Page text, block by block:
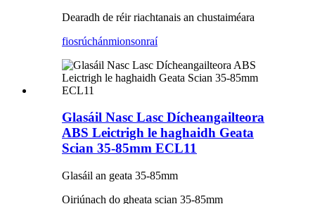
Dearadh de réir riachtanais an chustaiméara
fiosrúchánmionsonraí
Glasáil Nasc Lasc Dícheangailteora
ABS Leictrigh le haghaidh Geata
Scian 35-85mm ECL11
Glasáil an geata 35-85mm
Oiriúnach do gheata scian 35-85mm